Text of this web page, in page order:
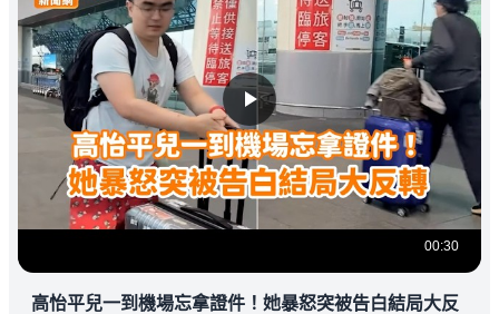
00:30
高怡平兒一到機場忘拿證件！她暴怒突被告白結局大反